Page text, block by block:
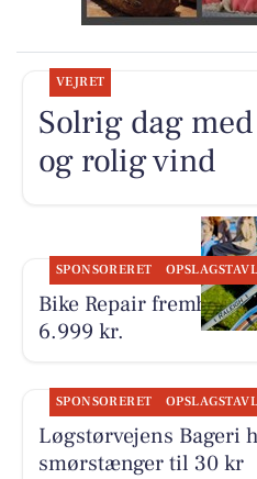
VEJRET
Solrig dag
og rolig vind
SPONSORERET
Bike Repair
6.999 kr.
SPONSORERET
Løgstørvejens Bageri
smørstænger til 30 kr